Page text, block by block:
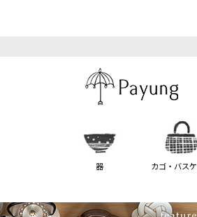
器 カゴ・バス